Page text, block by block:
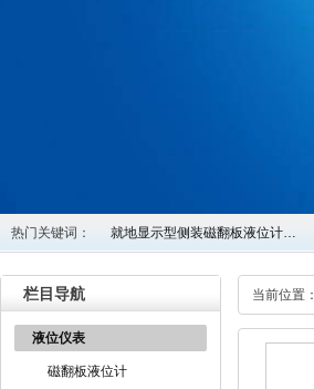
热门关键词： 就地显示型侧装磁翻板液位计…
栏目导航
液位仪表
磁翻板液位计
当前位置：